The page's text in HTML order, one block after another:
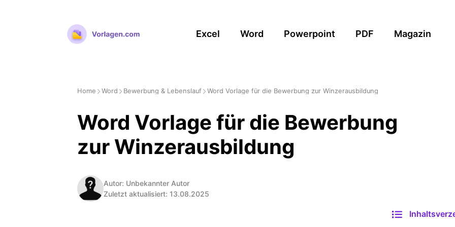
Excel Word Powerpoint PDF Magazin
Home Word Bewerbung & Lebenslauf Word Vorlage für die Bewerbung zur Winzerausbildung
Word Vorlage für die Bewerbung
zur Winzerausbildung
Autor: Unbekannter Autor
Zuletzt aktualisiert: 13.08.2025